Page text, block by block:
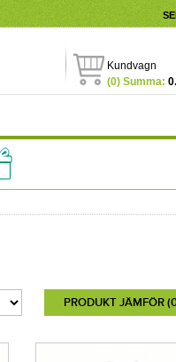
Kundvagn
(0) Summa:
PRODUKT JÄMFÖR